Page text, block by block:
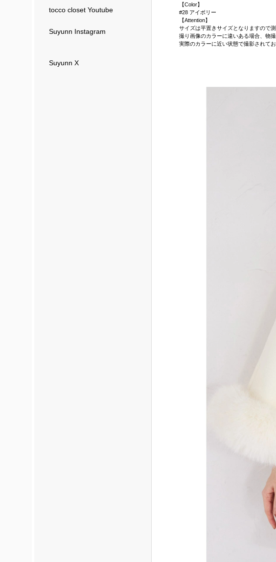
tocco closet Youtube
Suyunn Instagram
Suyunn X
【Color】
#28 アイボリー
【Attention】
サイズは平置きサイズとなりますので
撮り画像のカラーに違いある場合、物
実際のカラーに近い状態で撮影されて